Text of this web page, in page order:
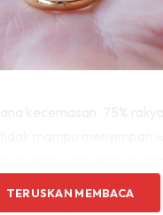
dana kecemasan.
TERUSKAN MEMBACA